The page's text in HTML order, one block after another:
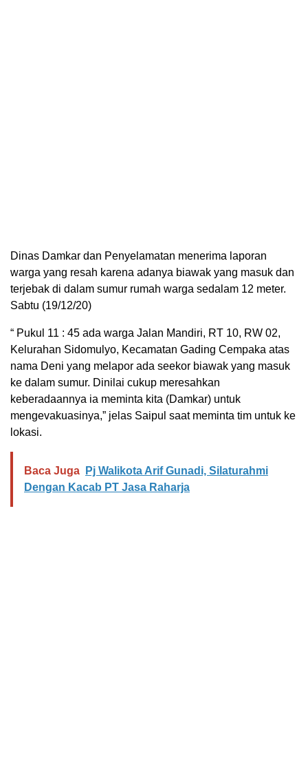
Dinas Damkar dan Penyelamatan menerima laporan
warga yang resah karena adanya biawak yang masuk dan
terjebak di dalam sumur rumah warga sedalam 12 meter.
Sabtu (19/12/20)
“ Pukul 11 : 45 ada warga Jalan Mandiri, RT 10, RW 02,
Kelurahan Sidomulyo, Kecamatan Gading Cempaka atas
nama Deni yang melapor ada seekor biawak yang masuk
ke dalam sumur. Dinilai cukup meresahkan
keberadaannya ia meminta kita (Damkar) untuk
mengevakuasinya,” jelas Saipul saat meminta tim untuk ke
lokasi.
Baca Juga
Pj Walikota Arif Gunadi, Silaturahmi
Dengan Kacab PT Jasa Raharja